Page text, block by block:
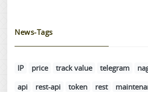
News-Tags
IP price track value telegram
api
rest-api token rest